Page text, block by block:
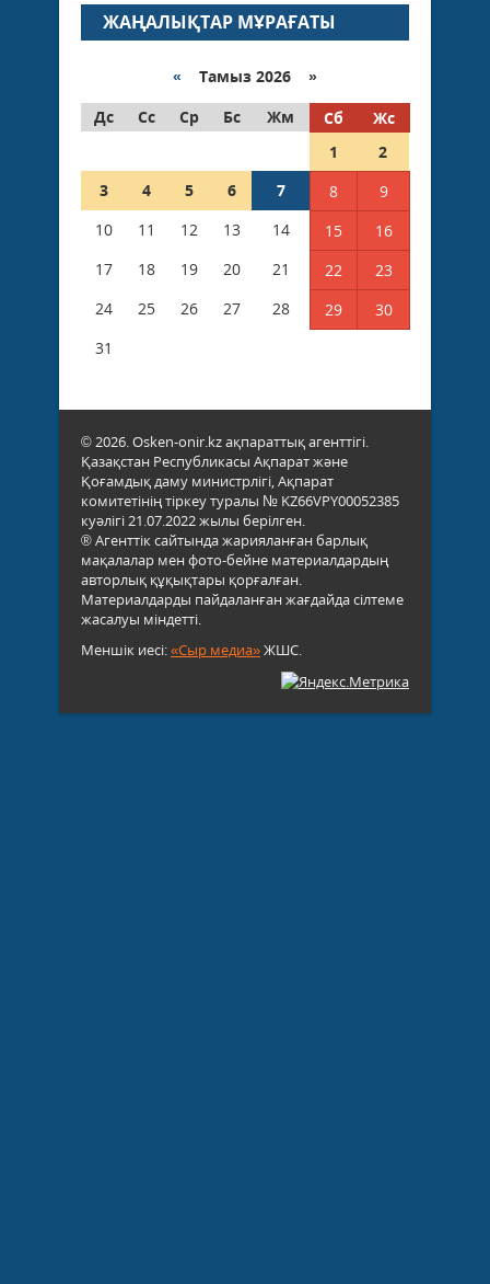
ЖАҢАЛЫҚТАР МҰРАҒАТЫ
« Тамыз 2026 »
Дс
Сс Ср Бс Жм Сб
Жс
1
2
3
4 5 6 7 8
9
10
11 12 13 14 15
16
17
18 19 20 21 22
23
24
25 26 27 28 29
30
31
© 2026. Osken-onir.kz ақпараттық агенттігі.
Қазақстан Республикасы Ақпарат және
Қоғамдық даму министрлігі, Ақпарат
комитетінің тіркеу туралы № KZ66VPY00052385
куәлігі 21.07.2022 жылы берілген.
® Агенттік сайтында жарияланған барлық
мақалалар мен фото-бейне материалдардың
авторлық құқықтары қорғалған.
Материалдарды пайдаланған жағдайда сілтеме
жасалуы міндетті.
Меншік иесі:«Сыр медиа»ЖШС.